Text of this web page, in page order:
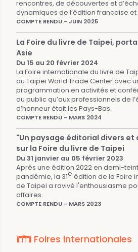
rencontres, de découvertes et
dynamiques de l’édition française
COMPTE RENDU - JUIN 2025
La Foire du livre de Taipei,
Asie
Du 15 au 20 février 2024
La Foire internationale du livre de
au Taipei World Trade Center avec
programmation en activités et
au public qu’aux professionnels de
d’honneur était les Pays-Bas.
COMPTE RENDU - MARS 2024
"Un paysage éditorial divers
sur la Foire du livre de Taipei
Du 31 janvier au 05 février 2023
Après une édition 2022 en demi-
pandémie, la 31e édition de la Foire
de Taipei a ravivé l'enthousiasme
affaires.
COMPTE RENDU - MARS 2023
Foires internationales